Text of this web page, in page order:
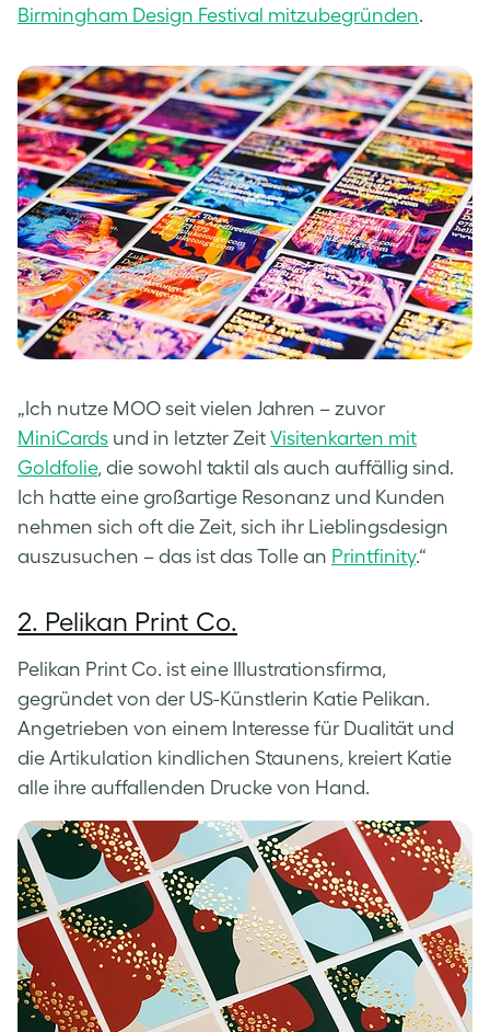
Birmingham Design Festival mitzubegründen.
„Ich nutze MOO seit vielen Jahren – zuvor
MiniCards und in letzter Zeit Visitenkarten mit
Goldfolie, die sowohl taktil als auch auffällig sind.
Ich hatte eine großartige Resonanz und Kunden
nehmen sich oft die Zeit, sich ihr Lieblingsdesign
auszusuchen – das ist das Tolle an Printfinity.“
2. Pelikan Print Co.
Pelikan Print Co. ist eine Illustrationsfirma,
gegründet von der US-Künstlerin Katie Pelikan.
Angetrieben von einem Interesse für Dualität und
die Artikulation kindlichen Staunens, kreiert Katie
alle ihre auffallenden Drucke von Hand.